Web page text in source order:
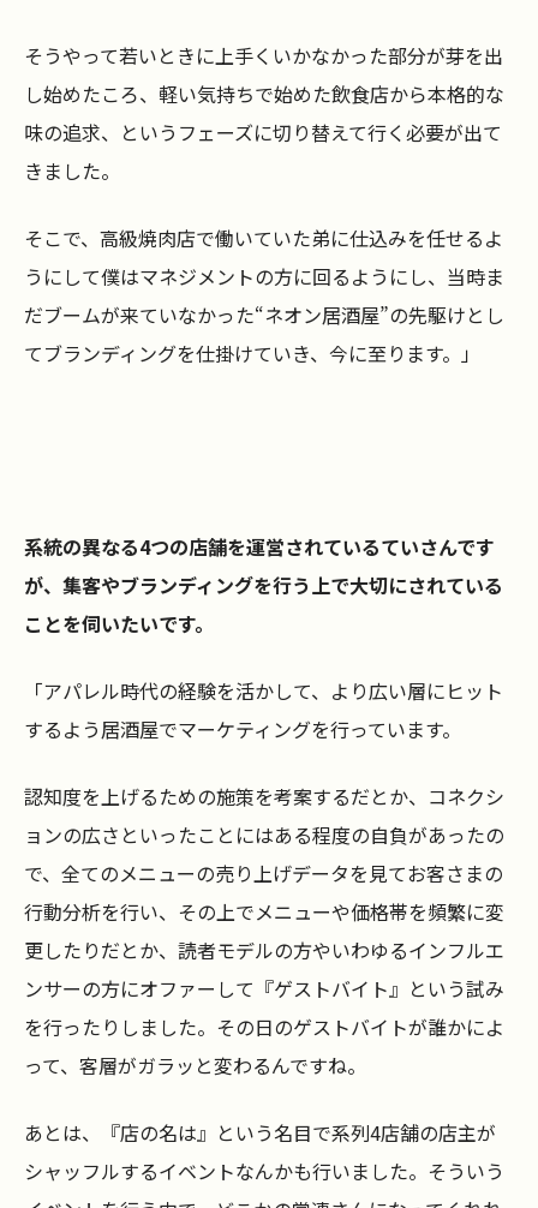
そうやって若いときに上手くいかなかった部分が芽を出
し始めたころ、軽い気持ちで始めた飲食店から本格的な
味の追求、というフェーズに切り替えて行く必要が出て
きました。
そこで、高級焼肉店で働いていた弟に仕込みを任せるよ
うにして僕はマネジメントの方に回るようにし、当時ま
だブームが来ていなかった“ネオン居酒屋”の先駆けとし
てブランディングを仕掛けていき、今に至ります。」
系統の異なる4つの店舗を運営されているていさんです
が、集客やブランディングを行う上で大切にされている
ことを伺いたいです。
「アパレル時代の経験を活かして、より広い層にヒット
するよう居酒屋でマーケティングを行っています。
認知度を上げるための施策を考案するだとか、コネクシ
ョンの広さといったことにはある程度の自負があったの
で、全てのメニューの売り上げデータを見てお客さまの
行動分析を行い、その上でメニューや価格帯を頻繁に変
更したりだとか、読者モデルの方やいわゆるインフルエ
ンサーの方にオファーして『ゲストバイト』という試み
を行ったりしました。その日のゲストバイトが誰かによ
って、客層がガラッと変わるんですね。
あとは、『店の名は』という名目で系列4店舗の店主が
シャッフルするイベントなんかも行いました。そういう